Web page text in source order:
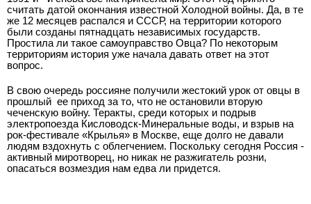
считать датой окончания известной Холодной войны. Да, в те
же 12 месяцев распался и СССР, на территории которого
были созданы пятнадцать независимых государств.
Простила ли такое самоуправство Овца? По некоторым
территориям история уже начала давать ответ на этот
вопрос.
В свою очередь россияне получили жестокий урок от овцы в
прошлый ее приход за то, что не остановили вторую
чеченскую войну. Теракты, среди которых и подрыв
электропоезда Кисловодск-Минеральные воды, и взрыв на
рок-фестивале «Крылья» в Москве, еще долго не давали
людям вздохнуть с облегчением. Поскольку сегодня Россия -
активный миротворец, но никак не разжигатель розни,
опасаться возмездия нам едва ли придется.